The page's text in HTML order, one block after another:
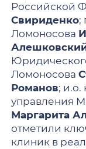
Российской
Свириденко;
Ломоносова
Ломоносова
Романов; и.о.
управления
Маргарита
отметили
клиник в